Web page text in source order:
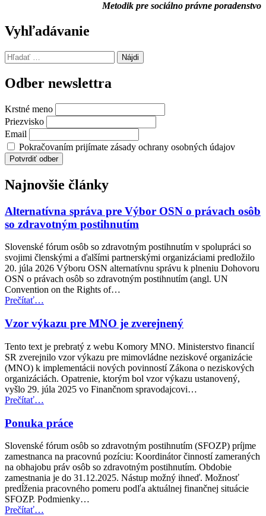
Metodik pre sociálno právne poradenstvo
Preskočiť
späť
hlavnú
Vyhľadávanie
Hľadať:
Odber newslettra
Krstné meno
Priezvisko
Email
Pokračovaním prijímate zásady ochrany osobných údajov
Najnovšie články
Alternatívna správa pre Výbor OSN o právach osôb
so zdravotným postihnutím
Slovenské fórum osôb so zdravotným postihnutím v spolupráci so
svojimi členskými a ďalšími partnerskými organizáciami predložilo
20. júla 2026 Výboru OSN alternatívnu správu k plneniu Dohovoru
OSN o právach osôb so zdravotným postihnutím (angl. UN
Convention on the Rights of…
Prečítať“Alternatívna
pre
Výbor
OSN
o
právach
osôb
so
zdravotným
postihnutím”
…
Vzor výkazu pre MNO je zverejnený
Tento text je prebratý z webu Komory MNO. Ministerstvo financií
SR zverejnilo vzor výkazu pre mimovládne neziskové organizácie
(MNO) k implementácii nových povinností Zákona o neziskových
organizáciách. Opatrenie, ktorým bol vzor výkazu ustanovený,
vyšlo 29. júla 2025 vo Finančnom spravodajcovi…
Prečítať“Vzor
pre
MNO
je
zverejnený”
…
Ponuka práce
Slovenské fórum osôb so zdravotným postihnutím (SFOZP) príjme
zamestnanca na pracovnú pozíciu: Koordinátor činností zameraných
na obhajobu práv osôb so zdravotným postihnutím. Obdobie
zamestnania je do 31.12.2025. Nástup možný ihneď. Možnosť
predĺženia pracovného pomeru podľa aktuálnej finančnej situácie
SFOZP. Podmienky…
Prečítať“Ponuka
…